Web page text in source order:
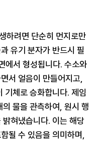
하려면 단순히 먼지로만
유기 분자가 반드시 필
에서 형성됩니다. 수소와
서 얼음이 만들어지고,
기체로 승화합니다. 제임
물을 관측하여, 원시 행
혀냈습니다. 이는 해당
될 수 있음을 의미하며,